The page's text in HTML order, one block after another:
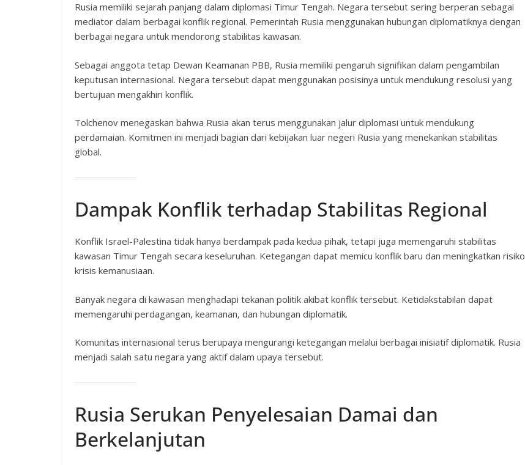
Rusia memiliki sejarah panjang dalam diplomasi Timur Tengah. Negara tersebut sering berperan sebagai
mediator dalam berbagai konflik regional. Pemerintah Rusia menggunakan hubungan diplomatiknya dengan
berbagai negara untuk mendorong stabilitas kawasan.
Sebagai anggota tetap Dewan Keamanan PBB, Rusia memiliki pengaruh signifikan dalam pengambilan
keputusan internasional. Negara tersebut dapat menggunakan posisinya untuk mendukung resolusi yang
bertujuan mengakhiri konflik.
Tolchenov menegaskan bahwa Rusia akan terus menggunakan jalur diplomasi untuk mendukung
perdamaian. Komitmen ini menjadi bagian dari kebijakan luar negeri Rusia yang menekankan stabilitas
global.
Dampak Konflik terhadap Stabilitas Regional
Konflik Israel-Palestina tidak hanya berdampak pada kedua pihak, tetapi juga memengaruhi stabilitas
kawasan Timur Tengah secara keseluruhan. Ketegangan dapat memicu konflik baru dan meningkatkan risiko
krisis kemanusiaan.
Banyak negara di kawasan menghadapi tekanan politik akibat konflik tersebut. Ketidakstabilan dapat
memengaruhi perdagangan, keamanan, dan hubungan diplomatik.
Komunitas internasional terus berupaya mengurangi ketegangan melalui berbagai inisiatif diplomatik. Rusia
menjadi salah satu negara yang aktif dalam upaya tersebut.
Rusia Serukan Penyelesaian Damai dan
Berkelanjutan